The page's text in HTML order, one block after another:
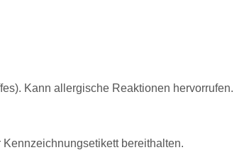
Kann allergische Reaktionen hervorrufen.
bereithalten.